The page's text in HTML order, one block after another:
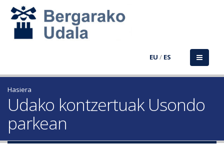
EU / ES
Hasiera
Udako kontzertuak Usondo
parkean